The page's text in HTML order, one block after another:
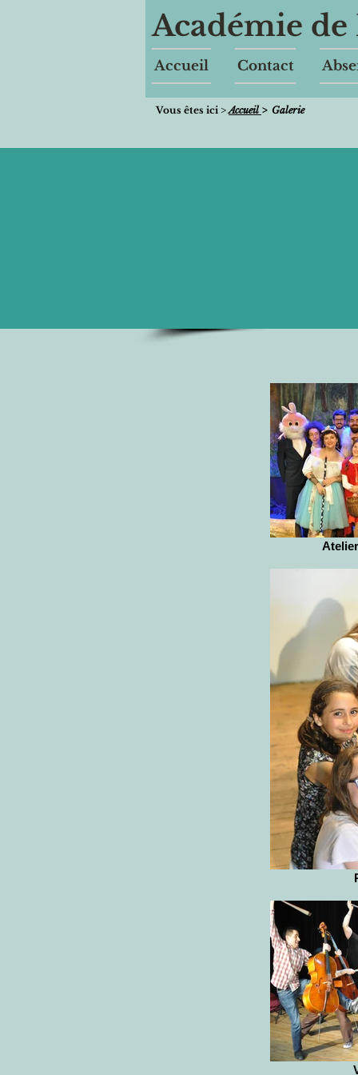
Académie
Accueil Contact
Vous êtes ici >Accueil > Galerie